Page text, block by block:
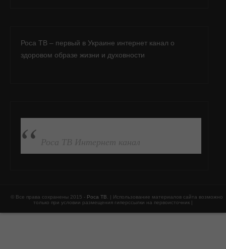
Роса ТВ – первый в Украине интернет канал о
здоровом образе жизни и духовности
ПОДПИСАТЬСЯ НА FB
Роса ТВ Интернет канал
© Все права сохранены 2015 - Роса ТВ . | Использование материалов сайта возможно
только при условии размещения гиперссылки на первоисточник |